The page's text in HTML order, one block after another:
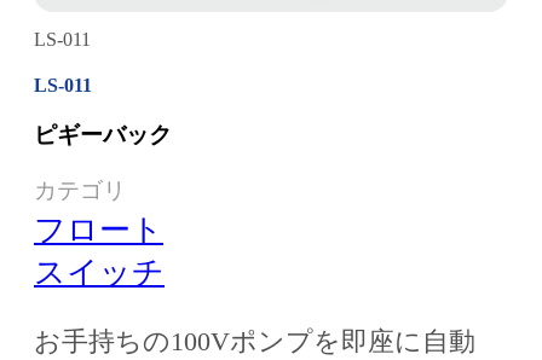
LS-011
LS-011
ピギーバック
カテゴリ
フロート
スイッチ
お手持ちの100Vポンプを即座に自動